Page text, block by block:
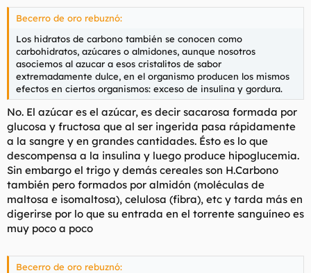
Becerro de oro rebuznó:
Los hidratos de carbono también se conocen como
carbohidratos, azúcares o almidones, aunque nosotros
asociemos al azucar a esos cristalitos de sabor
extremadamente dulce, en el organismo producen los mismos
efectos en ciertos organismos: exceso de insulina y gordura.
No. El azúcar es el azúcar, es decir sacarosa formada por
glucosa y fructosa que al ser ingerida pasa rápidamente
a la sangre y en grandes cantidades. Ésto es lo que
descompensa a la insulina y luego produce hipoglucemia.
Sin embargo el trigo y demás cereales son H.Carbono
también pero formados por almidón (moléculas de
maltosa e isomaltosa), celulosa (fibra), etc y tarda más en
digerirse por lo que su entrada en el torrente sanguíneo es
muy poco a poco
Becerro de oro rebuznó: